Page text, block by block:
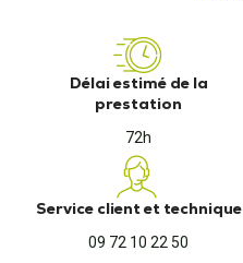
Délai estimé de la
prestation
72h
Service client et technique
09 72 10 22 50